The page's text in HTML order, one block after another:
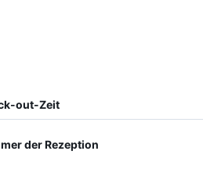
out-Zeit
der Rezeption